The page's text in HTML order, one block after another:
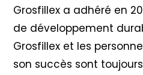
Grosfillex a adhéré en
de développement
Grosfillex et les
son succès sont